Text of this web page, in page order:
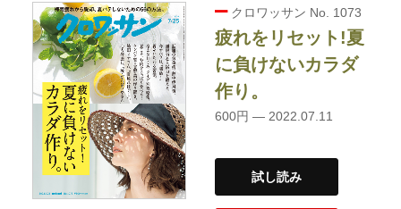
クロワッサン No. 1073
疲れをリセット!夏
に負けないカラダ
作り。
600円 — 2022.07.11
試し読み